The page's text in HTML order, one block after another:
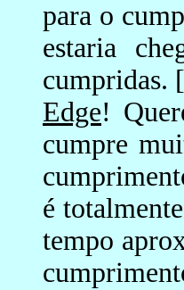
para o
estaria
cumpridas.
Edge!
cumpre
é
tempo